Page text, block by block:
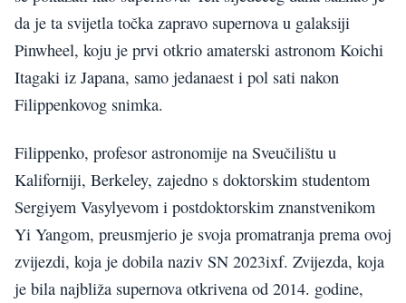
da je ta svijetla točka zapravo supernova u galaksiji
Pinwheel, koju je prvi otkrio amaterski astronom Koichi
Itagaki iz Japana, samo jedanaest i pol sati nakon
Filippenkovog snimka.
Filippenko, profesor astronomije na Sveučilištu u
Kaliforniji, Berkeley, zajedno s doktorskim studentom
Sergiyem Vasylyevom i postdoktorskim znanstvenikom
Yi Yangom, preusmjerio je svoja promatranja prema ovoj
zvijezdi, koja je dobila naziv SN 2023ixf. Zvijezda, koja
je bila najbliža supernova otkrivena od 2014. godine,